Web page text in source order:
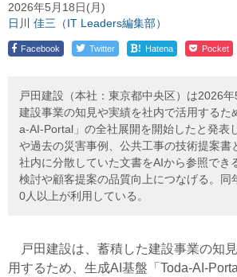
2026年5月18日(月)
日川 佳三（IT Leaders編集部）
Facebook Twitter ! Hatena Pocket
戸田建設（本社：東京都中央区）は2026
建設事業の知見や実績を社内で活用するた
a-AI-Portal」の全社展開を開始したと発表
や過去の災害事例、公共工事の技術提案書
社内に分散していた文書をAIから参照でき
検討や顧客提案の品質向上につなげる。同
0人以上が利用している。
戸田建設は、蓄積した建設事業の知
用するため、生成AI基盤「Toda-AI-